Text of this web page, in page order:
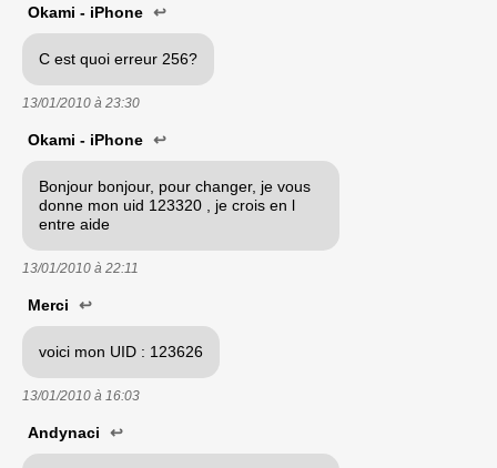
Okami - iPhone ↩
C est quoi erreur 256?
13/01/2010 à 23:30
Okami - iPhone ↩
Bonjour bonjour, pour changer, je vous
donne mon uid 123320 , je crois en l
entre aide
13/01/2010 à 22:11
Merci ↩
voici mon UID : 123626
13/01/2010 à 16:03
Andynaci ↩